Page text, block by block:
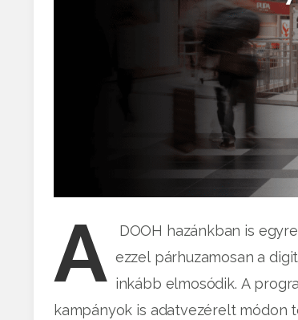
A
DOOH hazánkban is
ezzel párhuzamosan a
inkább elmosódik. A
kampányok is adatvezérelt módon